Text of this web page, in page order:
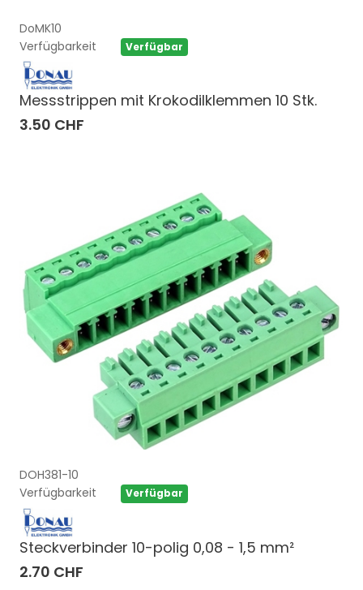
DoMK10
Verfügbarkeit
Verfügbar
Messstrippen mit Krokodilklemmen 10 Stk.
3.50 CHF
DOH381-10
Verfügbarkeit
Verfügbar
Steckverbinder 10-polig 0,08 - 1,5 mm²
2.70 CHF